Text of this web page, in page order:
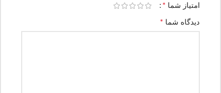
امتیاز شما *
دیدگاه شما *